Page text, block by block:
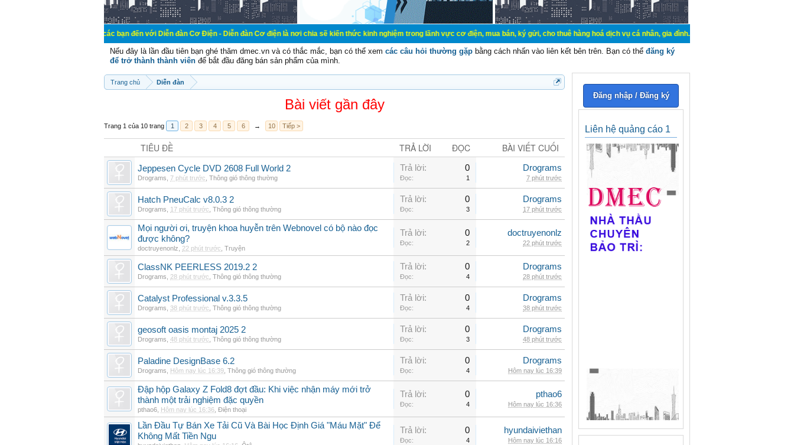
Chào mừng các bạn đến với Diễn đàn Cơ Điện - Diễn đàn Cơ điện là nơi chia sẽ kiến thức kinh nghiệm trong lãnh vực cơ điện, mua bán, ký gửi, cho thuê hàng hoá dịch vụ cá nhân, gia đình. Mua bán, ký gửi, cho thuê thiết bị hệ
Nếu đây là lần đầu tiên bạn ghé thăm dmec.vn và có thắc mắc, bạn có thể xem các câu hỏi thường gặp bằng cách nhấn vào liên kết bên trên. Bạn có thể đăng ký
để trở thành thành viên để bắt đầu đăng bán sản phẩm của mình.
Trang chủ Diễn đàn
Bài viết gần đây
Trang 1 của 10 trang 1 2 3 4 5 6 → 10 Tiếp >
TIÊU ĐỀ TRẢ LỜI ĐỌC BÀI VIẾT CUỐI
Jeppesen Cycle DVD 2608 Full World 2
Drograms 7 phút trước Thông gió thông thường
Trả lời: 0
Đọc: 1
Drograms
7 phút trước
Hatch PneuCalc v8.0.3 2
Drograms 17 phút trước Thông gió thông thường
Trả lời: 0
Đọc: 3
Drograms
17 phút trước
Mọi người ơi, truyện khoa huyễn trên Webnovel có bộ nào đọc
được không?
doctruyenonlz 22 phút trước Truyện
Trả lời: 0
Đọc: 2
doctruyenonlz
22 phút trước
ClassNK PEERLESS 2019.2 2
Drograms 28 phút trước Thông gió thông thường
Trả lời: 0
Đọc: 4
Drograms
28 phút trước
Catalyst Professional v.3.3.5
Drograms 38 phút trước Thông gió thông thường
Trả lời: 0
Đọc: 4
Drograms
38 phút trước
geosoft oasis montaj 2025 2
Drograms 48 phút trước Thông gió thông thường
Trả lời: 0
Đọc: 3
Drograms
48 phút trước
Paladine DesignBase 6.2
Drograms Hôm nay lúc 16:39 Thông gió thông thường
Trả lời: 0
Đọc: 4
Drograms
Hôm nay lúc 16:39
Đập hộp Galaxy Z Fold8 đợt đầu: Khi việc nhận máy mới trở
thành một trải nghiệm đặc quyền
pthao6 Hôm nay lúc 16:36 Điện thoại
Trả lời: 0
Đọc: 4
pthao6
Hôm nay lúc 16:36
Lần Đầu Tự Bán Xe Tải Cũ Và Bài Học Định Giá "Máu Mặt" Để
Không Mất Tiền Ngu
Trả lời: 0
Đọc: 4
hyundaiviethan
Hôm nay lúc 16:16
Đăng nhập / Đăng ký
Liên hệ quảng cáo 1